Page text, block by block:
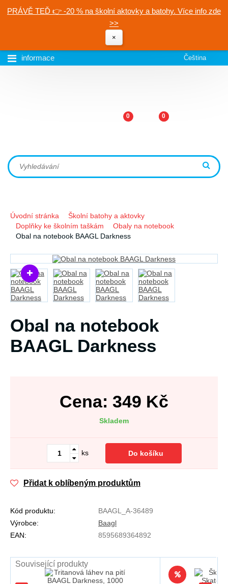
PRÁVĚ TEĎ 👉 -20 % na školní aktovky a batohy. Více info zde
>>
×
informace Čeština
0 0
Úvodní stránka
Školní batohy a aktovky
Doplňky ke školním taškám
Obaly na notebook
Obal na notebook BAAGL Darkness
Obal na notebook
BAAGL Darkness
Cena: 349 Kč
Skladem
ks Do košíku
Přidat k oblíbeným produktům
Kód produktu:
BAAGL_A-36489
Výrobce:
Baagl
EAN:
8595689364892
Související produkty